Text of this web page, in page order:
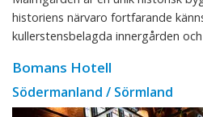
historiens närvaro fortfarande
kullerstensbelagda innergården
Bomans Hotell
Södermanland / Sörmland